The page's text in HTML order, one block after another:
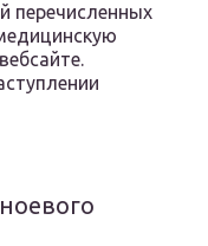
перечисленных